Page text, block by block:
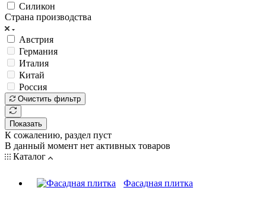
Силикон
Страна производства
Австрия
Германия
Италия
Китай
Россия
Очистить фильтр
Показать
К сожалению, раздел пуст
В данный момент нет активных товаров
Каталог
Фасадная плитка